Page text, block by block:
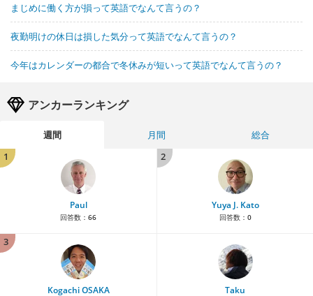
まじめに働く方が損って英語でなんて言うの？
夜勤明けの休日は損した気分って英語でなんて言うの？
今年はカレンダーの都合で冬休みが短いって英語でなんて言うの？
アンカーランキング
週間 月間
総合
1
Paul
回答数： 66
2
Yuya J. Kato
回答数： 0
3
Kogachi OSAKA Taku